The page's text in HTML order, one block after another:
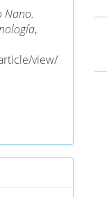
Nano.
,
view/